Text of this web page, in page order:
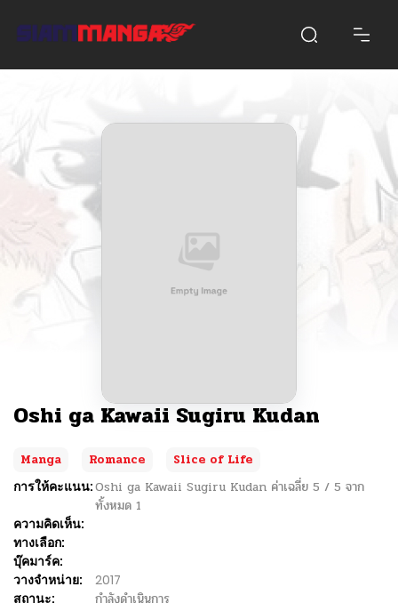
Oshi ga Kawaii Sugiru Kudan
Manga Romance
Slice of Life
การให้คะแนน:Oshi ga Kawaii Sugiru Kudan ค่าเฉลี่ย 5 / 5 จาก
ทั้งหมด 1
ความคิดเห็น:
ทางเลือก:
บุ๊คมาร์ค:
วางจำหน่าย:
2017
สถานะ:
กำลังดำเนินการ